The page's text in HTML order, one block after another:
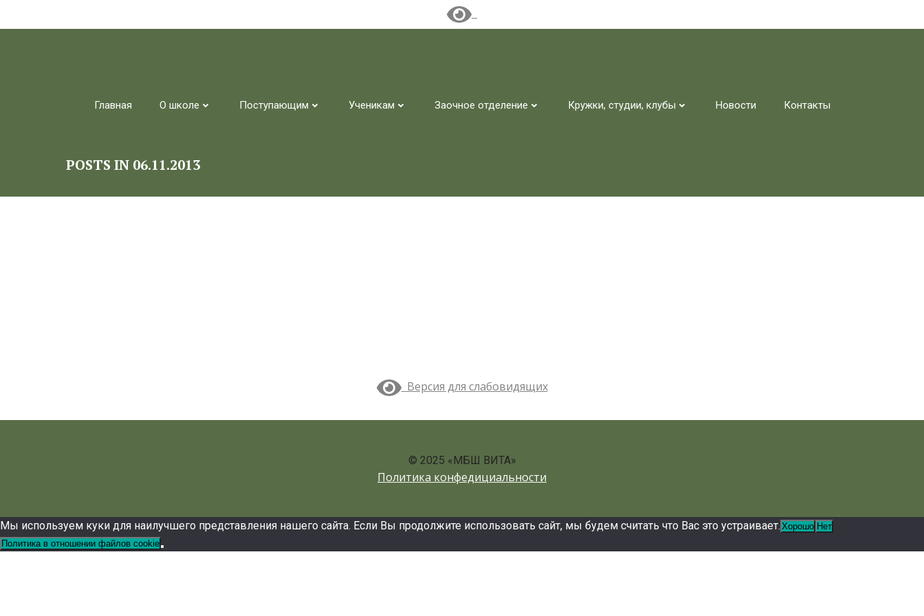
Главная О школе Поступающим Ученикам Заочное отделение Кружки, студии, клубы Новости Контакты
POSTS IN 06.11.2013
Версия для слабовидящих
© 2025 «МБШ ВИТА»
Политика конфедициальности
Мы используем куки для наилучшего представления нашего сайта. Если Вы продолжите использовать сайт, мы будем считать что Вас это устраивает. Хорошо Нет
Политика в отношении файлов cookie